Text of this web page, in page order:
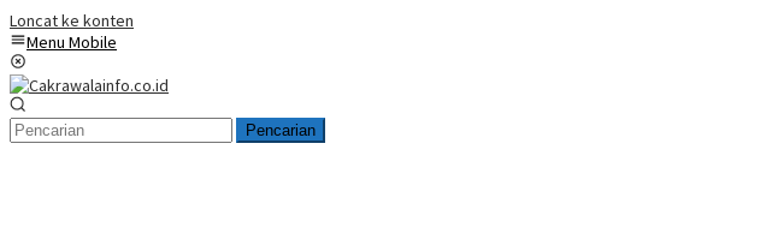
Loncat ke konten
Menu Mobile
Pencarian